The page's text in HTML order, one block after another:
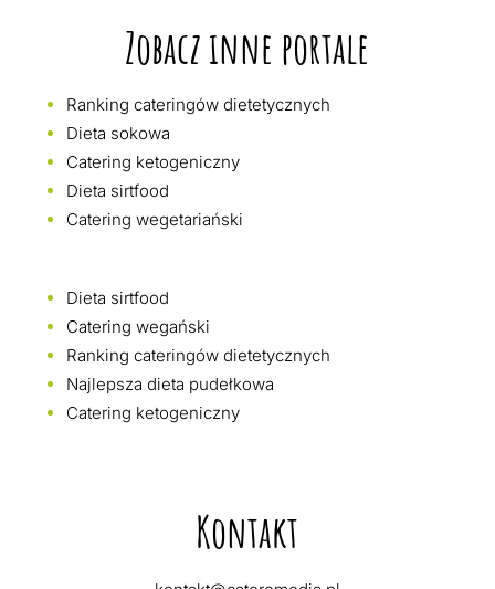
Zobacz inne portale
Ranking cateringów dietetycznych
Dieta sokowa
Catering ketogeniczny
Dieta sirtfood
Catering wegetariański
Dieta sirtfood
Catering wegański
Ranking cateringów dietetycznych
Najlepsza dieta pudełkowa
Catering ketogeniczny
Kontakt